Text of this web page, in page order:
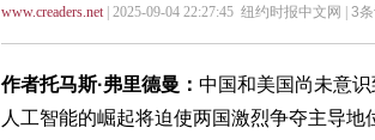
www.creaders.net| 2025-09-04 22:27:45 纽约时报中文网 | 3条
作者托马斯·弗里德曼： 中国和美国尚未意
人工智能的崛起将迫使两国激烈争夺主导地